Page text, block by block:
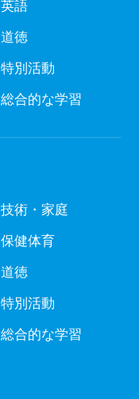
英語
道徳
特別活動
総合的な学習
技術・家庭
保健体育
道徳
特別活動
総合的な学習